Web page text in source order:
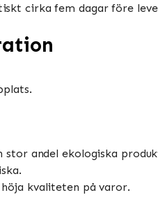
cirka fem dagar före
stor andel ekologiska
kvaliteten på varor.